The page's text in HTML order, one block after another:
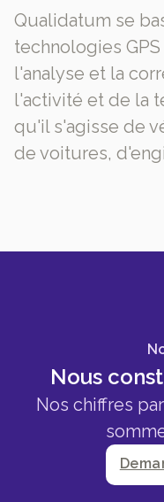
Qualidatum se
technologies
l'analyse et la
l'activité et de la
qu'il s'agisse de
de voitures,
Nous
Nos chiffres